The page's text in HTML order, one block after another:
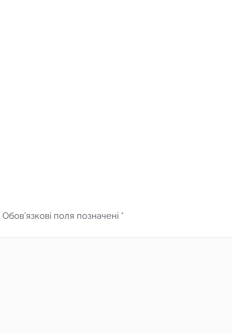
Обов’язкові поля позначені *